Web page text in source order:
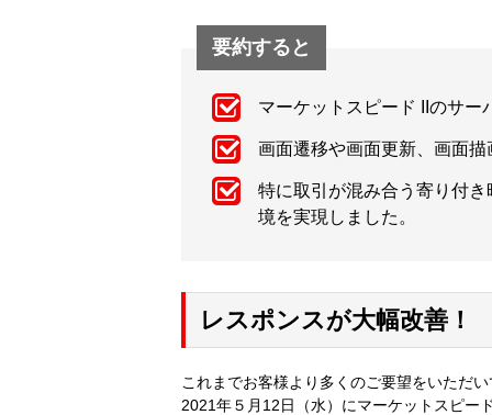
要約すると
マーケットスピード IIのサー
画面遷移や画面更新、画面
特に取引が混み合う寄り付
境を実現しました。
レスポンスが大幅改善！
これまでお客様より多くのご要望をいただ
2021年５月12日（水）にマーケットスピー